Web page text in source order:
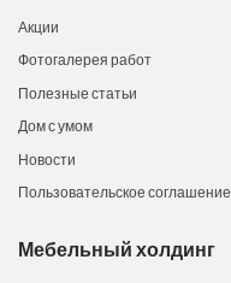
Акции
Фотогалерея работ
Полезные статьи
Дом с умом
Новости
Пользовательское соглашение
Мебельный холдинг